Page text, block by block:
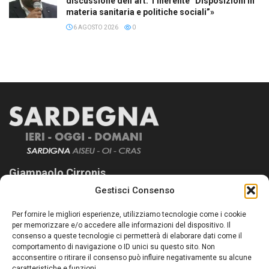
Gestisci Consenso
Per fornire le migliori esperienze, utilizziamo tecnologie come i cookie
per memorizzare e/o accedere alle informazioni del dispositivo. Il
consenso a queste tecnologie ci permetterà di elaborare dati come il
comportamento di navigazione o ID unici su questo sito. Non
acconsentire o ritirare il consenso può influire negativamente su alcune
materia sanitaria e politiche sociali”»
6 AGOSTO 2026 0
Giampaolo Cirronis
Sardegna Ieri-Oggi-Domani nasce per informare “liberamente” i
lettori su quanto accade in Sardegna, con un occhio rivolto al
nostro passato e, soprattutto, al nostro futuro
Follow Us